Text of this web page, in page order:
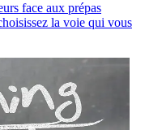
face aux prépas
la voie qui vous